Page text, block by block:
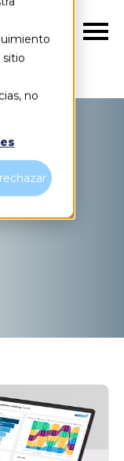
no
ES